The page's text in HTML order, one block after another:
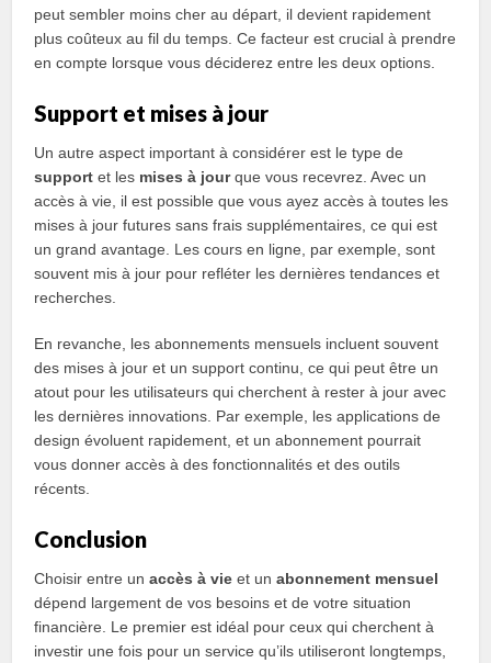
peut sembler moins cher au départ, il devient rapidement
plus coûteux au fil du temps. Ce facteur est crucial à prendre
en compte lorsque vous déciderez entre les deux options.
Support et mises à jour
Un autre aspect important à considérer est le type de
support et les mises à jourque vous recevrez. Avec un
accès à vie, il est possible que vous ayez accès à toutes les
mises à jour futures sans frais supplémentaires, ce qui est
un grand avantage. Les cours en ligne, par exemple, sont
souvent mis à jour pour refléter les dernières tendances et
recherches.
En revanche, les abonnements mensuels incluent souvent
des mises à jour et un support continu, ce qui peut être un
atout pour les utilisateurs qui cherchent à rester à jour avec
les dernières innovations. Par exemple, les applications de
design évoluent rapidement, et un abonnement pourrait
vous donner accès à des fonctionnalités et des outils
récents.
Conclusion
Choisir entre unaccès à vie et unabonnement mensuel
dépend largement de vos besoins et de votre situation
financière. Le premier est idéal pour ceux qui cherchent à
investir une fois pour un service qu’ils utiliseront longtemps,